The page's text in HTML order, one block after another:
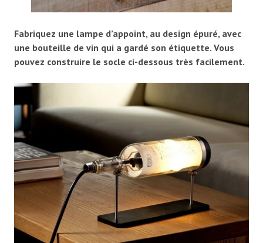
Fabriquez une lampe d’appoint, au design épuré, avec
une bouteille de vin qui a gardé son étiquette. Vous
pouvez construire le socle ci-dessous très facilement.